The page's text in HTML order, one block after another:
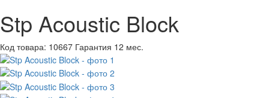
Stp Acoustic Block
Код товара: 10667 Гарантия 12 мес.